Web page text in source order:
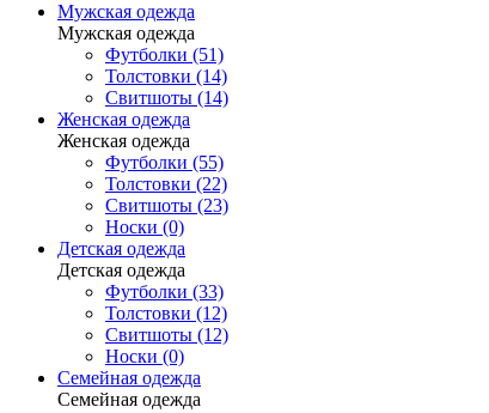
Мужская одежда
Мужская одежда
Футболки (51)
Толстовки (14)
Свитшоты (14)
Женская одежда
Женская одежда
Футболки (55)
Толстовки (22)
Свитшоты (23)
Носки (0)
Детская одежда
Детская одежда
Футболки (33)
Толстовки (12)
Свитшоты (12)
Носки (0)
Семейная одежда
Семейная одежда